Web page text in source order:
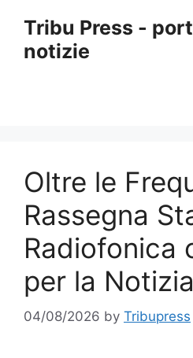
content
Tribu Press -
notizie
Oltre le
Rassegna
Radiofonica
per la
04/08/2026 by Tribupress